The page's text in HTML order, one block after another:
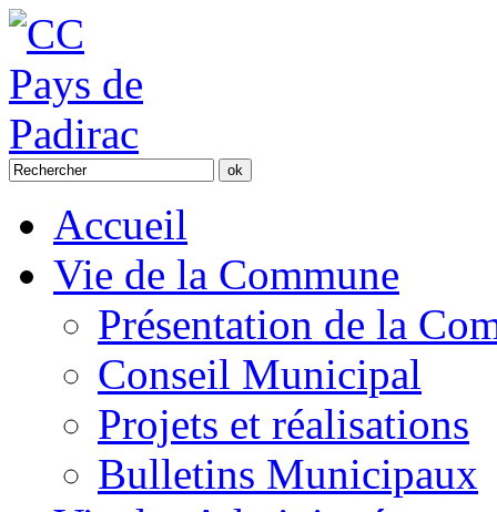
Accueil
Vie de la Commune
Présentation de la
Conseil Municipal
Projets et réalisations
Bulletins Municipaux